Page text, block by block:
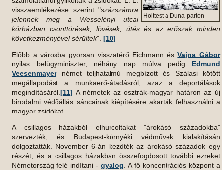
Holttest a Duna-parton
visszaemlékezése szerint "százszámra
jelennek meg a Wesselényi utcai
kórházban csonttörések, lövések, ütés és az erőszak minden
következményével sérültek". [10]
Előbb a városba gyorsan visszatérő Eichmann ésVajna Gábor
nyilas belügyminiszter, néhány nap múlva pedig Edmund
Veesenmayernémet teljhatalmú megbízott és Szálasi kötött
megállapodást a munkaerő-átadásról, azaz a deportálások
megindításáról. [11] A németek az osztrák-magyar határon az új
birodalmi védőállás sáncainak kiépítésére akarták felhasználni a
magyar zsidókat.
A csillagos házakból elhurcoltakat "árokásó századokba"
szervezték, és Budapest-környéki védművek kialakításán
dolgoztatták. November 6-án kezdték az árokásó századok egy
részét, és a csillagos házakban összefogdosott további ezreket
Németország felé indítani - gyalog . A fő koncentrációs központ a